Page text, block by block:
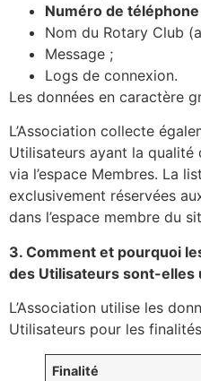
Numéro de
Nom du Rotary Club
Message ;
Logs de connexion.
Les données en caractère
L’Association collecte
Utilisateurs ayant la qualité
via l’espace Membres. La
exclusivement réservées
dans l’espace membre du
3. Comment et pourquoi
des Utilisateurs sont-elles
L’Association utilise les
Utilisateurs pour les
Finalité